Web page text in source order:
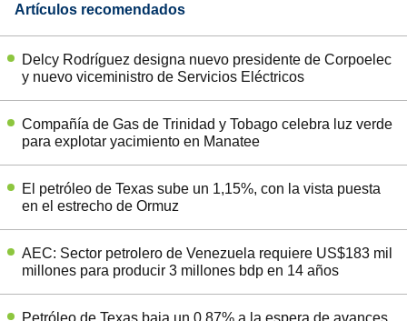
Artículos recomendados
Delcy Rodríguez designa nuevo presidente de Corpoelec
y nuevo viceministro de Servicios Eléctricos
Compañía de Gas de Trinidad y Tobago celebra luz verde
para explotar yacimiento en Manatee
El petróleo de Texas sube un 1,15%, con la vista puesta
en el estrecho de Ormuz
AEC: Sector petrolero de Venezuela requiere US$183 mil
millones para producir 3 millones bdp en 14 años
Petróleo de Texas baja un 0,87% a la espera de avances